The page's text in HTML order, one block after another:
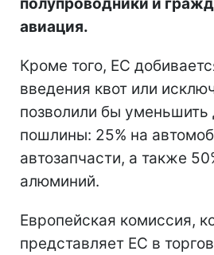
авиация.
Кроме того, ЕС
введения квот или
позволили бы
пошлины: 25% на
автозапчасти, а также
алюминий.
Европейская комиссия,
представляет ЕС в